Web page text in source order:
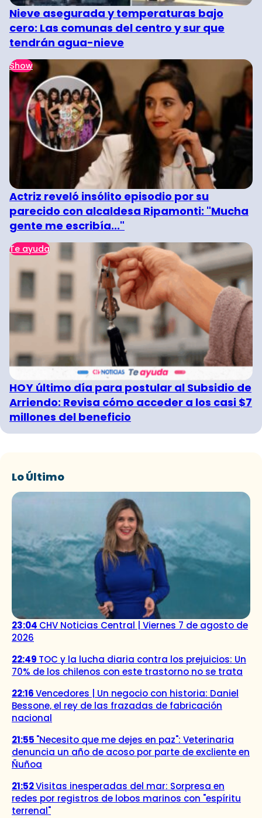
Nieve asegurada y temperaturas bajo
cero: Las comunas del centro y sur que
tendrán agua-nieve
Show
Actriz reveló insólito episodio por su
parecido con alcaldesa Ripamonti: "Mucha
gente me escribía..."
Te ayuda
HOY último día para postular al Subsidio de
Arriendo: Revisa cómo acceder a los casi $7
millones del beneficio
Lo Último
23:04 CHV Noticias Central | Viernes 7 de agosto de
2026
22:49 TOC y la lucha diaria contra los prejuicios: Un
70% de los chilenos con este trastorno no se trata
22:16Vencedores | Un negocio con historia: Daniel
Bessone, el rey de las frazadas de fabricación
nacional
21:55 "Necesito que me dejes en paz": Veterinaria
denuncia un año de acoso por parte de excliente en
Ñuñoa
21:52Visitas inesperadas del mar: Sorpresa en
redes por registros de lobos marinos con "espíritu
terrenal"